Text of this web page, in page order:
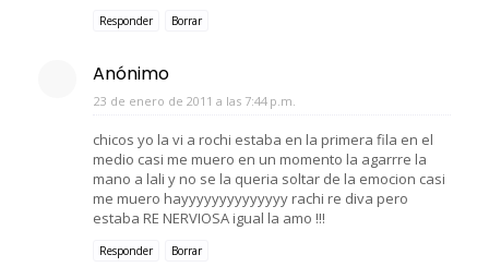
Responder Borrar
Anónimo
23 de enero de 2011 a las 7:44 p.m.
chicos yo la vi a rochi estaba en la primera fila en el
medio casi me muero en un momento la agarrre la
mano a lali y no se la queria soltar de la emocion casi
me muero hayyyyyyyyyyyyyy rachi re diva pero
estaba RE NERVIOSA igual la amo !!!
Responder Borrar